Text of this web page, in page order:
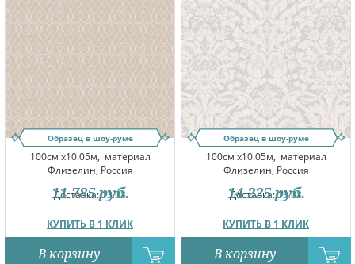
Образец в шоу-руме
100см x10.05м, материал
Флизелин, Россия
Доставка:13.08
КУПИТЬ В 1 КЛИК
11 785 руб.
В корзину
Образец в шоу-руме
100см x10.05м, материал
Флизелин, Россия
Доставка:13.08
КУПИТЬ В 1 КЛИК
14 225 руб.
В корзину